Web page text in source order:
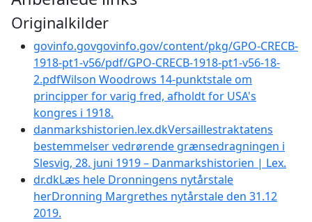
Originalkilder
govinfo.govgovinfo.gov/content/pkg/GPO-CRECB-
1918-pt1-v56/pdf/GPO-CRECB-1918-pt1-v56-18-
2.pdfWilson Woodrows 14-punktstale om
principper for varig fred, afholdt for USA's
kongres i 1918.
danmarkshistorien.lex.dkVersaillestraktatens
bestemmelser vedrørende grænsedragningen i
Slesvig, 28. juni 1919 – Danmarkshistorien | Lex.
dr.dkLæs hele Dronningens nytårstale
herDronning Margrethes nytårstale den 31.12
2019.